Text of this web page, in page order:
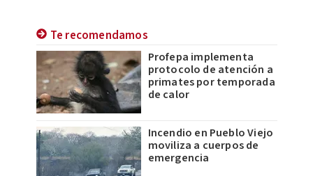
Te recomendamos
Profepa implementa
protocolo de atención a
primates por temporada
de calor
Incendio en Pueblo Viejo
moviliza a cuerpos de
emergencia